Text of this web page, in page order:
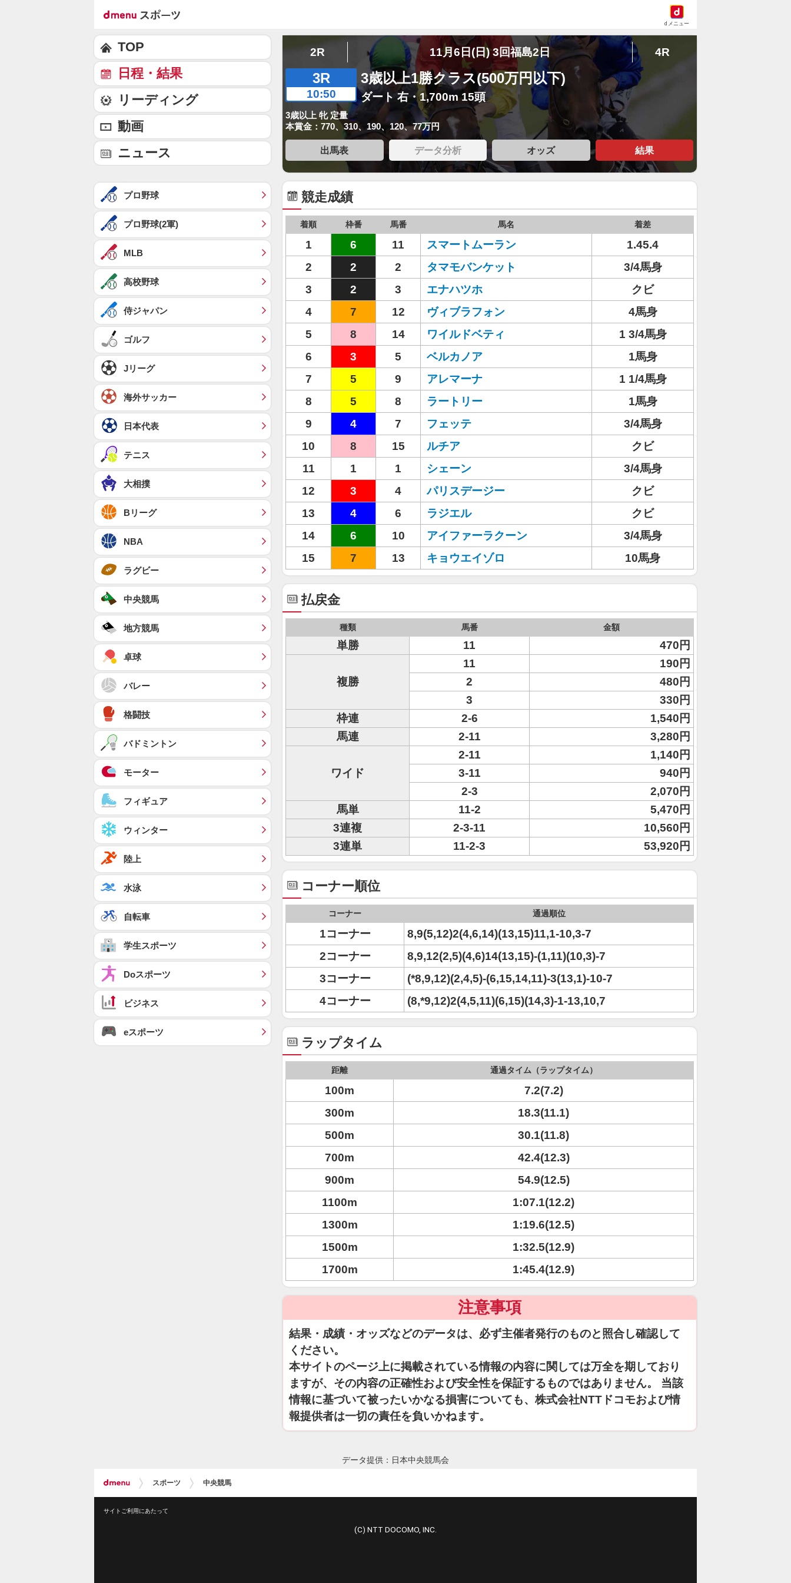
dメニュー
2R 11月6日(日) 3回福島2日 4R
3R
10:50
3歳以上1勝クラス(500万円以下)
ダート 右・1,700m 15頭
3歳以上 牝 定量
本賞金：770、310、190、120、77万円
出馬表 データ分析 オッズ 結果
競走成績
着順 枠番 馬番 馬名 着差
1 6 11 スマートムーラン
1.45.4
2
2 2 タマモバンケット
3/4馬身
3
2 3 エナハツホ
クビ
4
7 12 ヴィブラフォン
4馬身
5
8 14 ワイルドベティ
1 3/4馬身
6
3 5 ベルカノア
1馬身
7
5 9 アレマーナ
1 1/4馬身
8
5 8 ラートリー
1馬身
9
4 7 フェッテ
3/4馬身
10
8 15 ルチア
クビ
11
1 1 シェーン
3/4馬身
12
3 4 パリスデージー
クビ
13
4 6 ラジエル
クビ
14
6 10 アイファーラクーン
3/4馬身
15
7 13 キョウエイゾロ 10馬身
払戻金
種類 馬番 金額
単勝 11 470円
複勝
11
190円
2
480円
3
330円
枠連
2-6
1,540円
馬連
2-11 3,280円
ワイド
2-11
1,140円
3-11
940円
2-3
2,070円
馬単
11-2
5,470円
3連複
2-3-11
10,560円
3連単
11-2-3 53,920円
コーナー順位
コーナー 通過順位
1コーナー
8,9(5,12)2(4,6,14)(13,15)11,1-10,3-7
2コーナー
8,9,12(2,5)(4,6)14(13,15)-(1,11)(10,3)-7
3コーナー
(*8,9,12)(2,4,5)-(6,15,14,11)-3(13,1)-10-7
4コーナー
(8,*9,12)2(4,5,11)(6,15)(14,3)-1-13,10,7
ラップタイム
距離 通過タイム（ラップタイム）
100m
7.2(7.2)
300m
18.3(11.1)
500m
30.1(11.8)
700m
42.4(12.3)
900m
54.9(12.5)
1100m
1:07.1(12.2)
1300m
1:19.6(12.5)
1500m
1:32.5(12.9)
1700m
1:45.4(12.9)
注意事項
結果・成績・オッズなどのデータは、必ず主催者発行のものと照合し確認して
ください。
本サイトのページ上に掲載されている情報の内容に関しては万全を期しており
ますが、その内容の正確性および安全性を保証するものではありません。 当該
情報に基づいて被ったいかなる損害についても、株式会社NTTドコモおよび情
報提供者は一切の責任を負いかねます。
TOP
日程・結果
リーディング
動画
ニュース
プロ野球
プロ野球(2軍)
MLB
高校野球
侍ジャパン
ゴルフ
Jリーグ
海外サッカー
日本代表
テニス
大相撲
Bリーグ
NBA
ラグビー
中央競馬
地方競馬
卓球
バレー
格闘技
バドミントン
モーター
フィギュア
ウィンター
陸上
水泳
自転車
学生スポーツ
Doスポーツ
ビジネス
eスポーツ
データ提供：日本中央競馬会
スポーツ 中央競馬
サイトご利用にあたって
(C) NTT DOCOMO, INC.